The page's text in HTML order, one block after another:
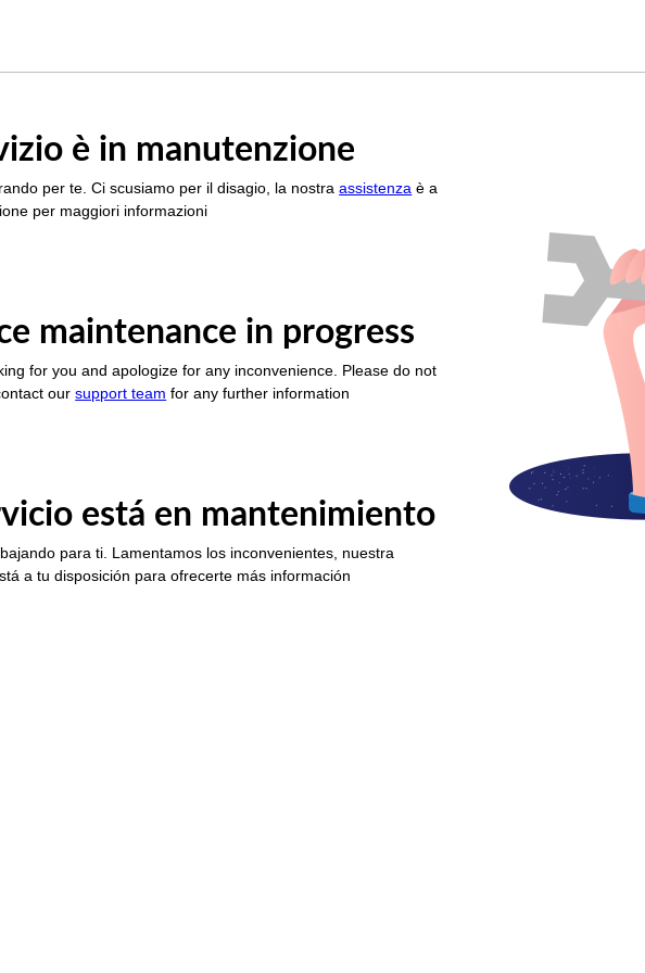
è in manutenzione
per te. Ci scusiamo per il disagio, la nostraassistenza è a
per maggiori informazioni
maintenance in progress
for you and apologize for any inconvenience. Please do not
oursupport team for any further information
está en mantenimiento
para ti. Lamentamos los inconvenientes, nuestra
a tu disposición para ofrecerte más información